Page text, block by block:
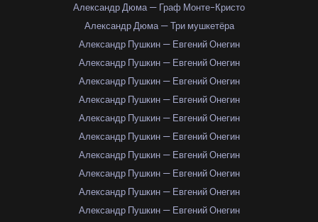
Александр Дюма — Граф Монте-Кристо
Александр Дюма — Три мушкетёра
Александр Пушкин — Евгений Онегин
Александр Пушкин — Евгений Онегин
Александр Пушкин — Евгений Онегин
Александр Пушкин — Евгений Онегин
Александр Пушкин — Евгений Онегин
Александр Пушкин — Евгений Онегин
Александр Пушкин — Евгений Онегин
Александр Пушкин — Евгений Онегин
Александр Пушкин — Евгений Онегин
Александр Пушкин — Евгений Онегин